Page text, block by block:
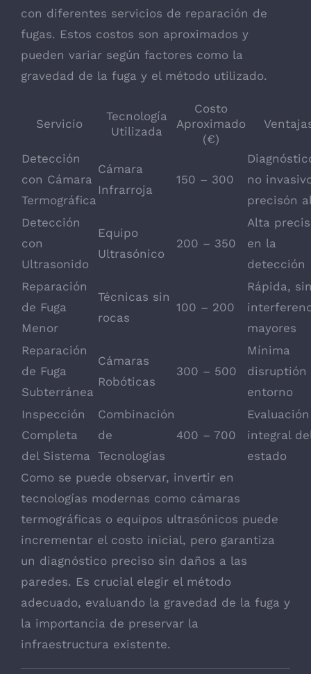
con diferentes servicios de reparación de
fugas. Estos costos son aproximados y
pueden variar según factores como la
gravedad de la fuga y el método utilizado.
Servicio
Tecnología
Utilizada
Costo
Aproximado
(€)
Detección
con Cámara
Termográfica
Cámara
Infrarroja
150 – 300
no
precisón
Detección
con
Ultrasonido
Equipo
Ultrasónico
200 – 350
Alta
en la
detección
Reparación
de Fuga
Menor
Técnicas sin
rocas
100 – 200
Rápida,
mayores
Reparación
de Fuga
Subterránea
Cámaras
Robóticas
300 – 500
Mínima
disruptión
entorno
Inspección
Completa
del Sistema
Combinación
de
Tecnologías
400 – 700
Evaluación
integral
estado
Como se puede observar, invertir en
tecnologías modernas como cámaras
termográficas o equipos ultrasónicos puede
incrementar el costo inicial, pero garantiza
un diagnóstico preciso sin daños a las
paredes. Es crucial elegir el método
adecuado, evaluando la gravedad de la fuga y
la importancia de preservar la
infraestructura existente.